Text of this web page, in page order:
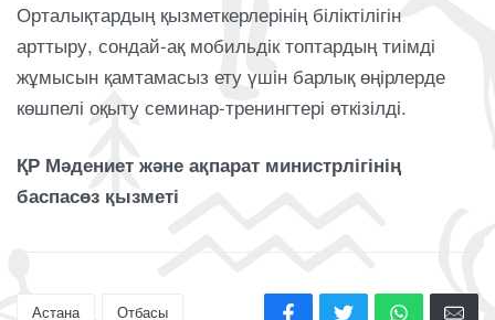
Орталықтардың қызметкерлерінің біліктілігін
арттыру, сондай-ақ мобильдік топтардың тиімді
жұмысын қамтамасыз ету үшін барлық өңірлерде
көшпелі оқыту семинар-тренингтері өткізілді.
ҚР Мәдениет және ақпарат министрлігінің
баспасөз қызметі
Астана Отбасы